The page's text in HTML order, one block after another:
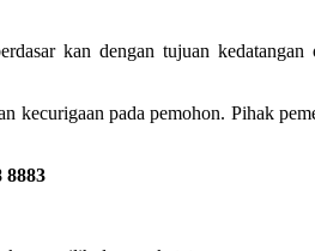
kan dengan tujuan kedatangan
kecurigaan pada pemohon. Pihak
8883